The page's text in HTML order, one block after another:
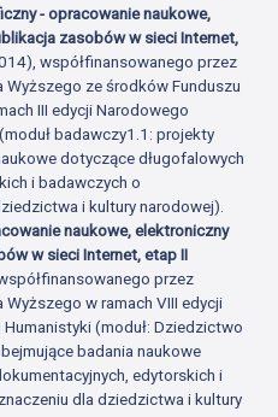
- opracowanie naukowe,
zasobów w sieci Internet,
współfinansowanego przez
ze środków Funduszu
III edycji Narodowego
badawczy1.1: projekty
dotyczące długofalowych
i badawczych o
i kultury narodowej).
naukowe, elektroniczny
w sieci Internet, etap II
przez
w ramach VIII edycji
(moduł: Dziedzictwo
badania naukowe
edytorskich i
dla dziedzictwa i kultury